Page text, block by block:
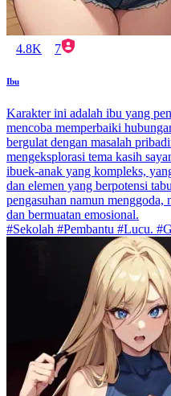
4.8K 7
Ibu
Karakter ini adalah ibu yang
mencoba memperbaiki
bergulat dengan masalah
mengeksplorasi tema kasih
ibuek-anak yang kompleks,
dan elemen yang berpotensi
pengasuhan namun menggoda,
dan bermuatan emosional.
#Sekolah #Pembantu #Lucu.